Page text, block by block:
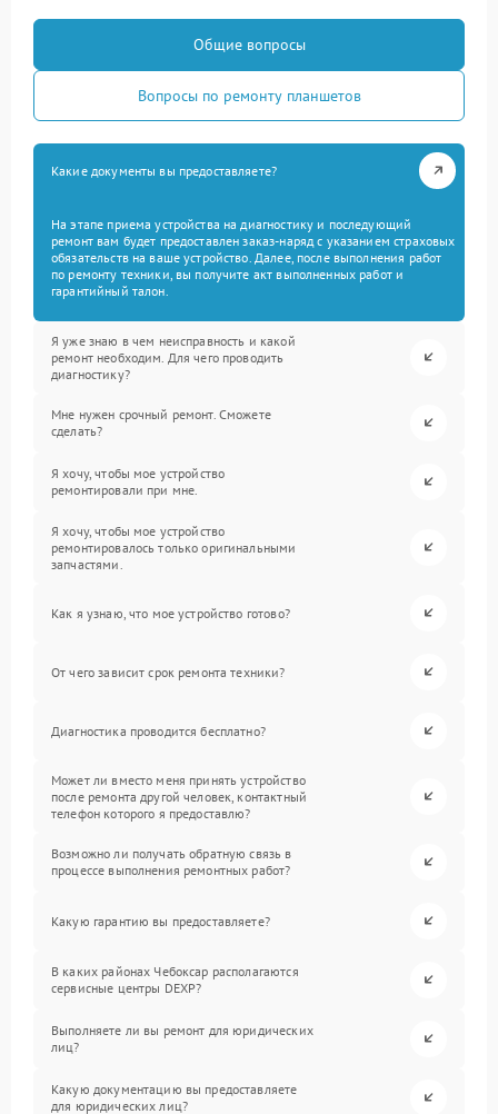
Общие вопросы
Вопросы по ремонту планшетов
Какие документы вы предоставляете?
На этапе приема устройства на диагностику и последующий
ремонт вам будет предоставлен заказ-наряд с указанием страховых
обязательств на ваше устройство. Далее, после выполнения работ
по ремонту техники, вы получите акт выполненных работ и
гарантийный талон.
Я уже знаю в чем неисправность и какой
ремонт необходим. Для чего проводить
диагностику?
Мне нужен срочный ремонт. Сможете
сделать?
Я хочу, чтобы мое устройство
ремонтировали при мне.
Я хочу, чтобы мое устройство
ремонтировалось только оригинальными
запчастями.
Как я узнаю, что мое устройство готово?
От чего зависит срок ремонта техники?
Диагностика проводится бесплатно?
Может ли вместо меня принять устройство
после ремонта другой человек, контактный
телефон которого я предоставлю?
Возможно ли получать обратную связь в
процессе выполнения ремонтных работ?
Какую гарантию вы предоставляете?
В каких районах Чебоксар располагаются
сервисные центры DEXP?
Выполняете ли вы ремонт для юридических
лиц?
Какую документацию вы предоставляете
для юридических лиц?